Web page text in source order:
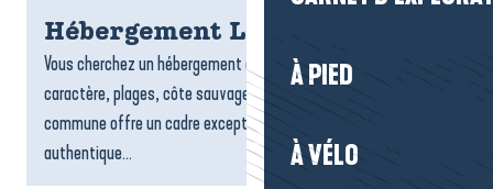
À PIED
À VÉLO
Hébergement Le Croisic
Vous cherchez un hébergement au Croisic ? Entre port de
caractère, plages, côte sauvage et ruelles typiques, la
commune offre un cadre exceptionnel pour un séjour
authentique...